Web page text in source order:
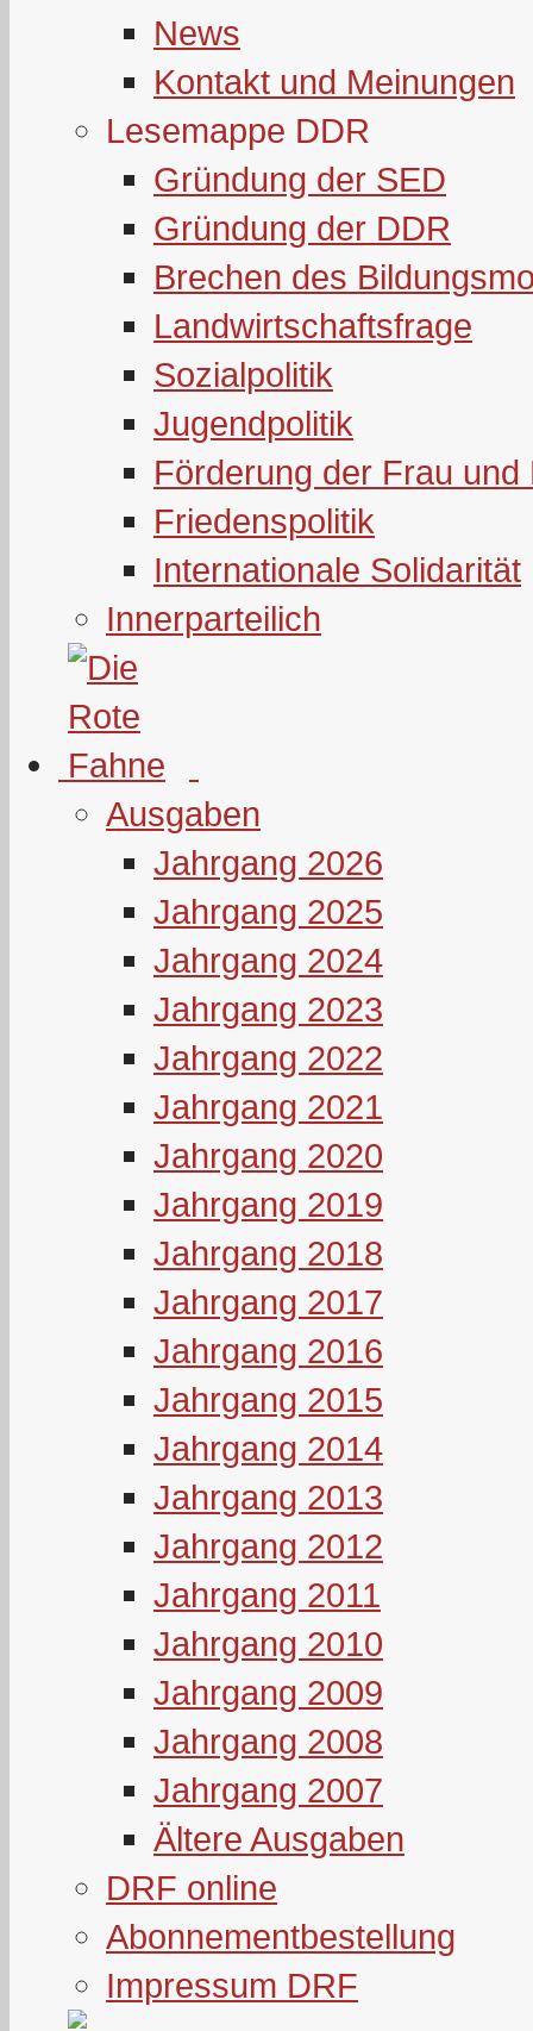
News
Kontakt und Meinungen
Lesemappe DDR
Gründung der SED
Gründung der DDR
Brechen des
Landwirtschaftsfrage
Sozialpolitik
Jugendpolitik
Förderung der Frau und
Friedenspolitik
Internationale Solidarität
Innerparteilich
Ausgaben
Jahrgang 2026
Jahrgang 2025
Jahrgang 2024
Jahrgang 2023
Jahrgang 2022
Jahrgang 2021
Jahrgang 2020
Jahrgang 2019
Jahrgang 2018
Jahrgang 2017
Jahrgang 2016
Jahrgang 2015
Jahrgang 2014
Jahrgang 2013
Jahrgang 2012
Jahrgang 2011
Jahrgang 2010
Jahrgang 2009
Jahrgang 2008
Jahrgang 2007
Ältere Ausgaben
DRF online
Abonnementbestellung
Impressum DRF